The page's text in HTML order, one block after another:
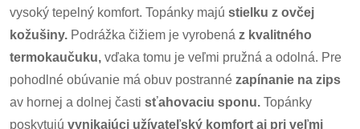
vysoký tepelný komfort. Topánky majú stielku z ovčej
kožušiny. Podrážka čižiem je vyrobená z kvalitného
termokaučuku, vďaka tomu je veľmi pružná a odolná. Pre
pohodlné obúvanie má obuv postranné zapínanie na zips
av hornej a dolnej časti sťahovaciu sponu. Topánky
poskytujú vynikajúci užívateľský komfort aj pri veľmi